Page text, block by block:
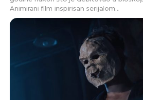
Animirani film inspirisan serijalom...